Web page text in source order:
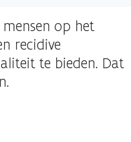
op het
recidive
te bieden. Dat